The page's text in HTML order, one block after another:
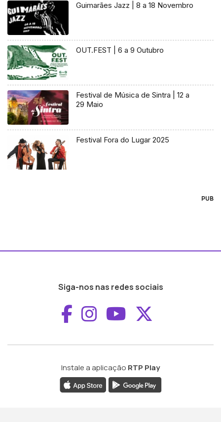
Guimarães Jazz | 8 a 18 Novembro
OUT.FEST | 6 a 9 Outubro
Festival de Música de Sintra | 12 a
29 Maio
Festival Fora do Lugar 2025
PUB
Siga-nos nas redes sociais
Aceder ao
Aceder ao
Aceder ao
Instale a aplicação RTP Play